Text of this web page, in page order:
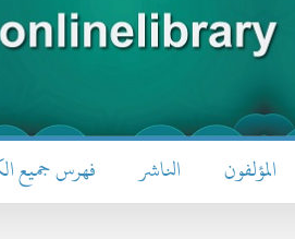
المؤلفون الناشر فهرس جميع